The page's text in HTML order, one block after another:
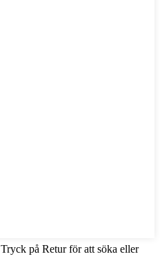
Tryck på Retur för att söka eller